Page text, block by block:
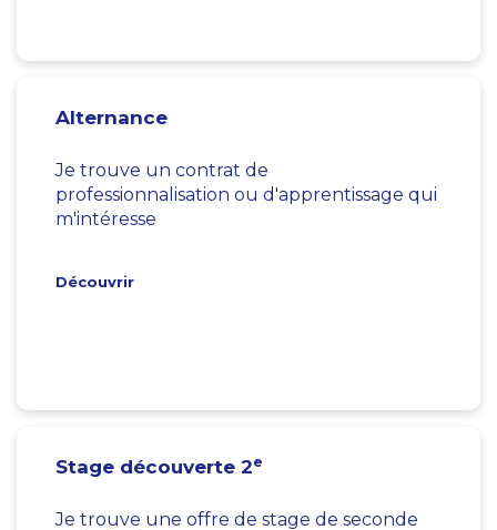
Alternance
Je trouve un contrat de
professionnalisation ou d'apprentissage qui
m'intéresse
Découvrir
Stage découverte 2e
Je trouve une offre de stage de seconde